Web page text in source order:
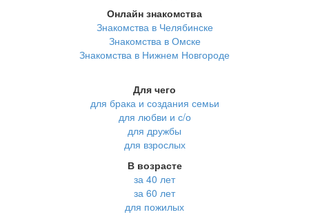
Онлайн знакомства
Знакомства в Челябинске
Знакомства в Омске
Знакомства в Нижнем Новгороде
Для чего
для брака и создания семьи
для любви и с/о
для дружбы
для взрослых
В возрасте
за 40 лет
за 60 лет
для пожилых